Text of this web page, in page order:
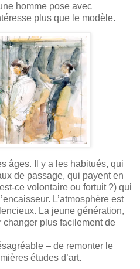
homme pose avec
plus que le modèle.
âges. Il y a les habitués, qui
de passage, qui payent en
ce volontaire ou fortuit ?) qui
L’atmosphère est
La jeune génération,
plus facilement de
– de remonter le
études d’art.